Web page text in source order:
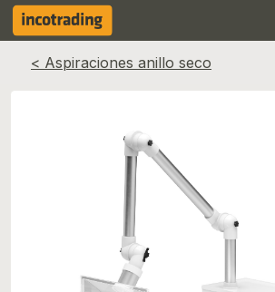
< Aspiraciones anillo seco